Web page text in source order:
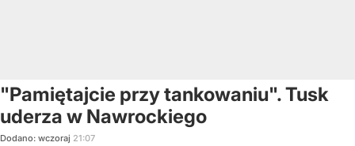
"Pamiętajcie przy tankowaniu". Tusk
uderza w Nawrockiego
Dodano: wczoraj 21:07